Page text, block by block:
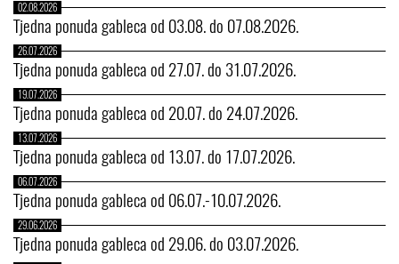
02.08.2026
Tjedna ponuda gableca od 03.08. do 07.08.2026.
26.07.2026
Tjedna ponuda gableca od 27.07. do 31.07.2026.
19.07.2026
Tjedna ponuda gableca od 20.07. do 24.07.2026.
13.07.2026
Tjedna ponuda gableca od 13.07. do 17.07.2026.
06.07.2026
Tjedna ponuda gableca od 06.07.-10.07.2026.
29.06.2026
Tjedna ponuda gableca od 29.06. do 03.07.2026.